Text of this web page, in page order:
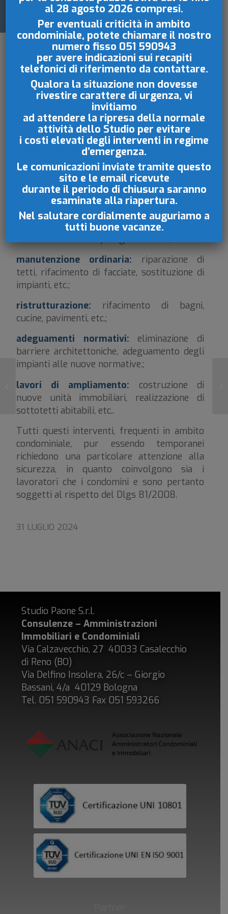
Uncantiere temporaneoè un’area
delimitata dove vengono svolti lavori di
costruzione, manutenzione o
ristrutturazione.
Nel condominio possono riguardare sia le
arti comuni(quali ad esempio scale,
ascensori, tetti, facciate, ecc.), che le u
immobiliari private(singoli
appartamenti/negozi/garage) ed essere
manutenzione ordinaria: riparazione di
tetti, rifacimento di facciate, sostituzione di
impianti, etc.;
ristrutturazione: rifacimento di bagni,
cucine, pavimenti, etc.;
adeguamenti normativi: eliminazione di
barriere architettoniche, adeguamento degli
impianti alle nuove normative.;
lavori di ampliamento: costruzione di
nuove unità immobiliari, realizzazione di
sottotetti abitabili, etc..
Tutti questi interventi, frequenti in ambito
condominiale, pur essendo temporanei
richiedono una particolare attenzione alla
sicurezza, in quanto coinvolgono sia i
lavoratori che i condomini e sono pertanto
soggetti al rispetto del Dlgs 81/2008.
31 LUGLIO 2024
Studio Paone S.r.l.
Consulenze – Amministrazioni
Immobiliari e Condominiali
Via Calzavecchio, 27 40033 Casalecchio
di Reno (BO)
Via Delfino Insolera, 26/c – Giorgio
Bassani, 4/a 40129 Bologna
Tel. 051 590943 Fax 051 593266
Partner
Il Condominio luogo di lavoro
al 28 agosto 2026 compresi.
Per eventuali criticità in ambito
condominiale, potete chiamare il nostro
numero fisso 051 590943
per avere indicazioni sui recapiti
telefonici di riferimento da contattare.
Qualora la situazione non dovesse
rivestire carattere di urgenza, vi
invitiamo
ad attendere la ripresa della normale
attività dello Studio per evitare
i costi elevati degli interventi in regime
d’emergenza.
Le comunicazioni inviate tramite questo
sito e le email ricevute
durante il periodo di chiusura saranno
esaminate alla riapertura.
Nel salutare cordialmente auguriamo a
tutti buone vacanze.